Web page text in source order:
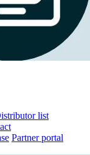
list
Partner portal